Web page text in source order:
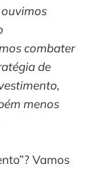
combater
de
menos
Vamos